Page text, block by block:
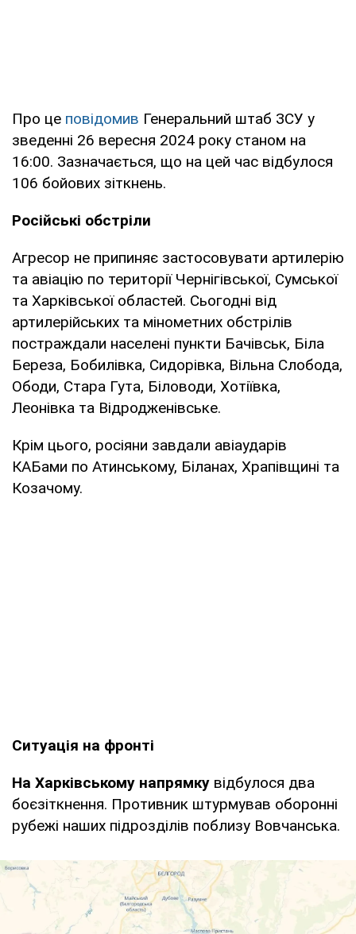
Про це повідомив Генеральний штаб ЗСУ у
зведенні 26 вересня 2024 року станом на
16:00. Зазначається, що на цей час відбулося
106 бойових зіткнень.
Російські обстріли
Агресор не припиняє застосовувати артилерію
та авіацію по території Чернігівської, Сумської
та Харківської областей. Сьогодні від
артилерійських та мінометних обстрілів
постраждали населені пункти Бачівськ, Біла
Береза, Бобилівка, Сидорівка, Вільна Слобода,
Ободи, Стара Гута, Біловоди, Хотіївка,
Леонівка та Відродженівське.
Крім цього, росіяни завдали авіаударів
КАБами по Атинському, Біланах, Храпівщині та
Козачому.
Ситуація на фронті
На Харківському напрямку відбулося два
боєзіткнення. Противник штурмував оборонні
рубежі наших підрозділів поблизу Вовчанська.